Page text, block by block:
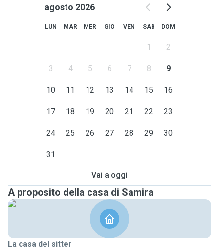
agosto 2026
LUN MAR MER GIO VEN SAB DOM
1 2
3 4 5 6 7 8 9
10 11 12 13 14 15 16
17 18 19 20 21 22 23
24 25 26 27 28 29 30
31
Vai a oggi
A proposito della casa di Samira
La casa del sitter